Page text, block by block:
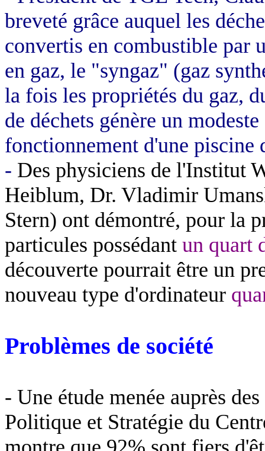
breveté grâce auquel les
convertis en combustible par
en gaz, le "syngaz" (gaz
la fois les propriétés du gaz,
de déchets génère un
fonctionnement d'une piscine
- Des physiciens de l'Institut
Heiblum, Dr. Vladimir
Stern) ont démontré, pour la
particules possédant un quart
découverte pourrait être un
nouveau type d'ordinateur
Problèmes de société
- Une étude menée auprès
Politique et Stratégie du